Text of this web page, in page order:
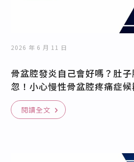
2026 年 6 月 11 日
骨盆腔發炎自己會好嗎？肚
忽！小心慢性骨盆腔疼痛症候
閱讀全文